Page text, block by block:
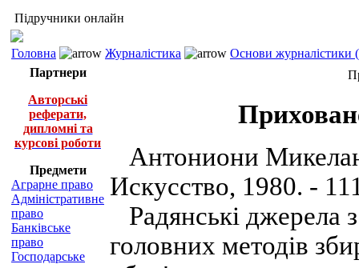
Підручники онлайн
Головна Журналістика
Основи
Партнери
Авторські
реферати,
дипломні та
курсові роботи
Предмети
Аграрне право
Адміністративне
право
Банківське
право
Господарське
Антониони
Искусство, 1980. -
Радянські джерела
головних методів